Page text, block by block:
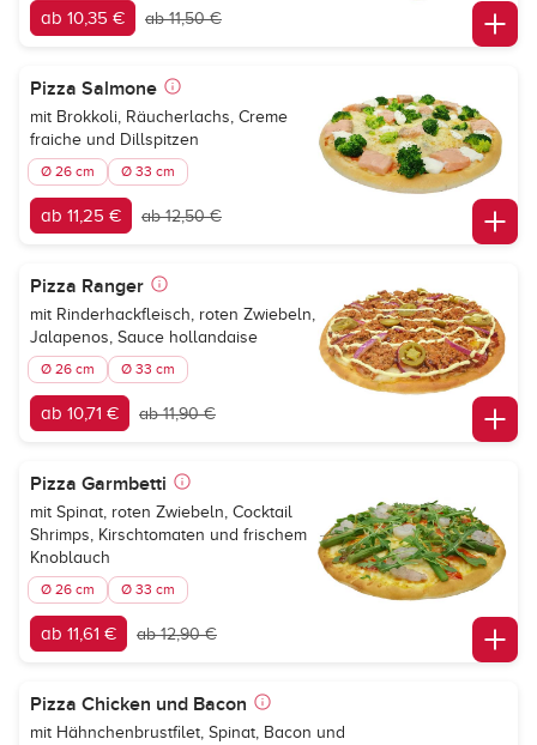
ab 10,35 € ab 11,50 €
Pizza Salmone
mit Brokkoli, Räucherlachs, Creme
fraiche und Dillspitzen
Ø 26 cm Ø 33 cm
ab 11,25 € ab 12,50 €
Pizza Ranger
mit Rinderhackfleisch, roten Zwiebeln,
Jalapenos, Sauce hollandaise
Ø 26 cm Ø 33 cm
ab 10,71 € ab 11,90 €
Pizza Garmbetti
mit Spinat, roten Zwiebeln, Cocktail
Shrimps, Kirschtomaten und frischem
Knoblauch
Ø 26 cm Ø 33 cm
ab 11,61 € ab 12,90 €
Pizza Chicken und Bacon
mit Hähnchenbrustfilet, Spinat, Bacon und